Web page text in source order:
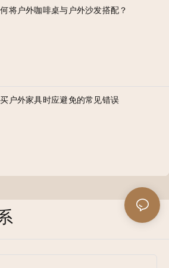
将户外咖啡桌与户外沙发搭配？
户外家具时应避免的常见错误